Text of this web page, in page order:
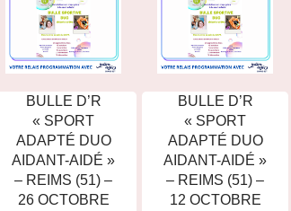
BULLE D’R
« SPORT
ADAPTÉ DUO
AIDANT-AIDÉ »
– REIMS (51) –
26 OCTOBRE
BULLE D’R
« SPORT
ADAPTÉ DUO
AIDANT-AIDÉ »
– REIMS (51) –
12 OCTOBRE